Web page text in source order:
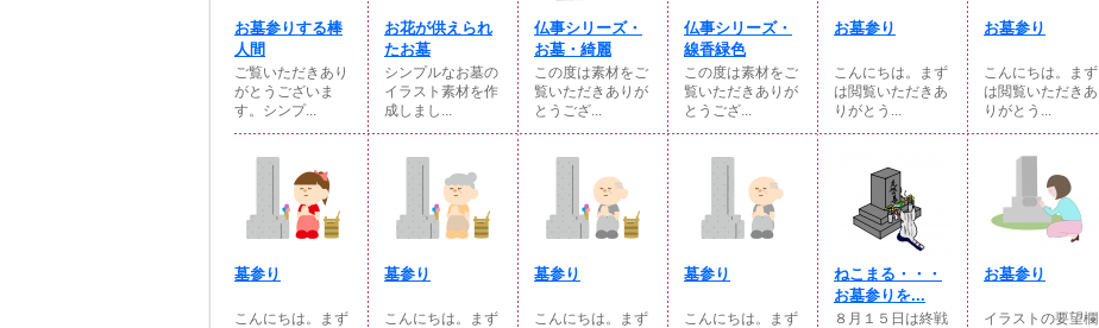
お墓参りする棒
人間
ご覧いただきあり
がとうございま
す。シンプ...
お花が供えられ
たお墓
シンプルなお墓の
イラスト素材を作
成しまし...
仏事シリーズ・
お墓・綺麗
この度は素材をご
覧いただきありが
とうござ...
仏事シリーズ・
線香緑色
この度は素材をご
覧いただきありが
とうござ...
お墓参り
こんにちは。まず
は閲覧いただきあ
りがとう...
お墓参り
こんにちは。まず
は閲覧いただきあ
りがとう...
墓参り
こんにちは。まず
墓参り
こんにちは。まず
墓参り
こんにちは。まず
墓参り
こんにちは。まず
ねこまる・・・
お墓参りを...
８月１５日は終戦
お墓参り
イラストの要望欄